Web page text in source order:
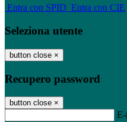
Entra con SPID Entra con CIE
Seleziona utente
button close ×
Recupero password
button close ×